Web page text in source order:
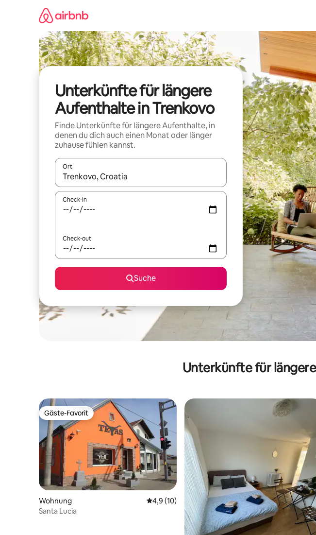
Unterkünfte für längere
Aufenthalte in Trenkovo
Finde Unterkünfte für längere Aufenthalte, in
denen du dich auch einen Monat oder länger
zuhause fühlen kannst.
Ort
Wenn Ergebnisse verfügbar sind, navigiere mit den Pfeiltasten nach oben und
Check-in
Check-out
Suche
Unterkünfte für
Gäste-Favorit
Gäste-Favorit
Wohnung Durchschnittliche Bewertung: 4,9 von 5, 10
4,9 (10)
Santa Lucia